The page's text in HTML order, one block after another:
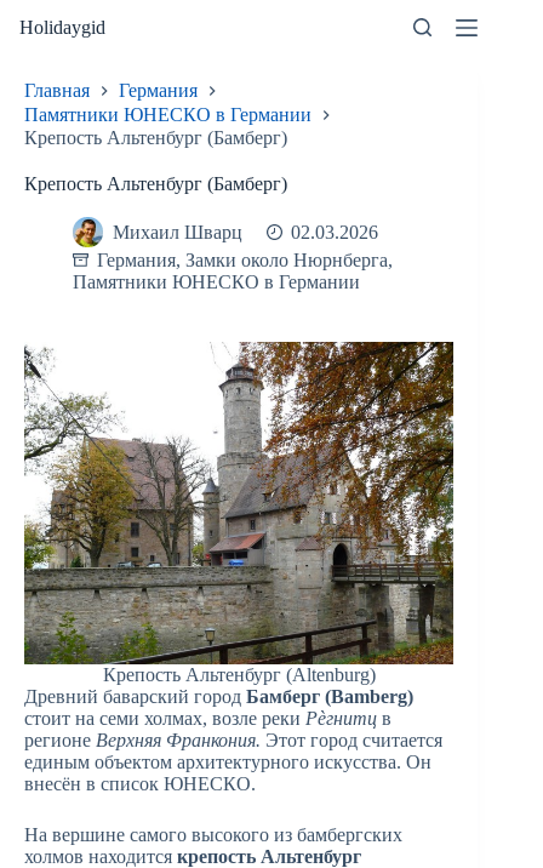
Holidaygid
Главная
Германия
Памятники ЮНЕСКО в Германии
Крепость Альтенбург (Бамберг)
Крепость Альтенбург (Бамберг)
Михаил Шварц
02.03.2026
Германия, Замки около Нюрнберга,
Памятники ЮНЕСКО в Германии
Крепость Альтенбург (Altenburg)
Древний баварский город Бамберг (Bamberg)
стоит на семи холмах, возле реки Рèгнитц в
регионе Верхняя Франкония. Этот город считается
единым объектом архитектурного искусства. Он
внесён в список ЮНЕСКО.
На вершине самого высокого из бамбергских
холмов находится крепость Альтенбург